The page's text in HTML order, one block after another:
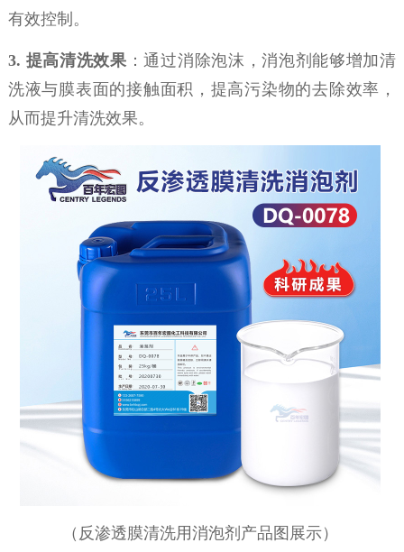
有效控制。
3. 提高清洗效果 ：通过消除泡沫，消泡剂能够增加清
洗液与膜表面的接触面积，提高污染物的去除效率，
从而提升清洗效果。
（ 反渗透膜清洗用消泡剂产品图展示）